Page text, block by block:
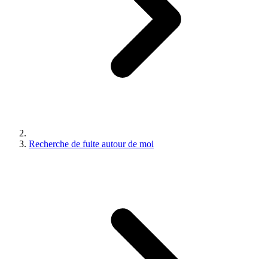
Recherche de fuite autour de moi